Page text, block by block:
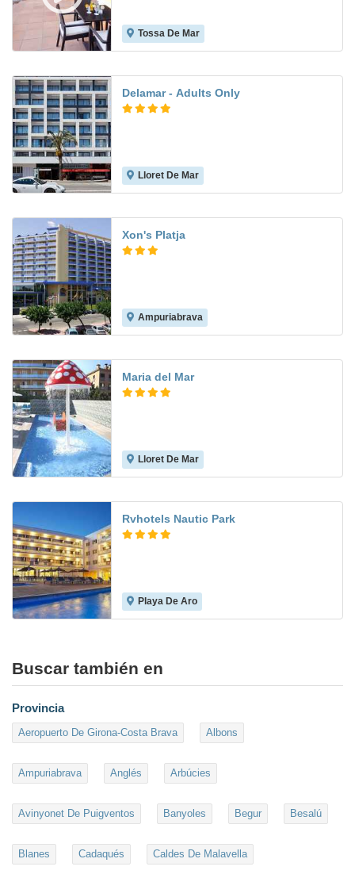
Tossa De Mar
Delamar - Adults Only
Lloret De Mar
Xon's Platja
Ampuriabrava
Maria del Mar
Lloret De Mar
Rvhotels Nautic Park
Playa De Aro
Buscar también en
Provincia
Aeropuerto De Girona-Costa Brava Albons
Ampuriabrava Anglés Arbúcies
Avinyonet De Puigventos Banyoles Begur Besalú
Blanes Cadaqués Caldes De Malavella